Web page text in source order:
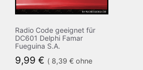
Radio Code geeignet für
DC601 Delphi Famar
Fueguina S.A.
9,99 € ( 8,39 € ohne